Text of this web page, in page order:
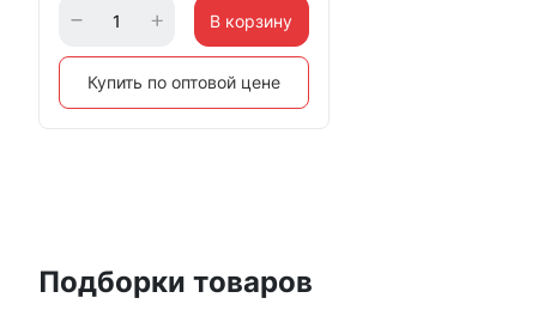
В корзину
Купить по оптовой цене
Подборки товаров